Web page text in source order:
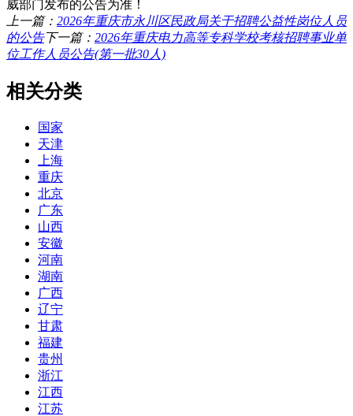
威部门发布的公告为准！
上一篇： 2026年重庆市永川区民政局关于招聘公益性岗位人员
的公告下一篇： 2026年重庆电力高等专科学校考核招聘事业单
位工作人员公告(第一批30人)
相关分类
国家
天津
上海
重庆
北京
广东
山西
安徽
河南
湖南
广西
辽宁
甘肃
福建
贵州
浙江
江西
江苏